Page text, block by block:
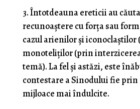
3. Întotdeauna ereticii au
recunoaștere cu forța sau
cazul arienilor și iconoclaștilor
monoteliților (prin
temă). La fel și astăzi, este
contestare a Sinodului fie
mijloace mai îndulcite.